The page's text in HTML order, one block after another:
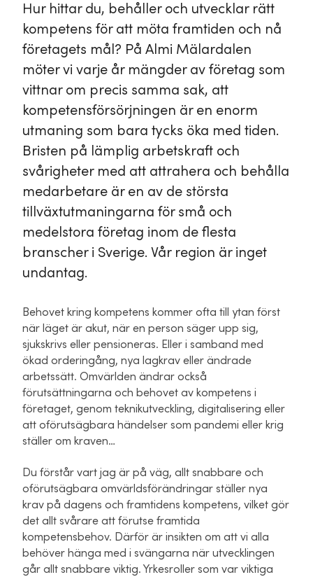
Hur hittar du, behåller och utvecklar rätt
kompetens för att möta framtiden och nå
företagets mål? På Almi Mälardalen
möter vi varje år mängder av företag som
vittnar om precis samma sak, att
kompetensförsörjningen är en enorm
utmaning som bara tycks öka med tiden.
Bristen på lämplig arbetskraft och
svårigheter med att attrahera och behålla
medarbetare är en av de största
tillväxtutmaningarna för små och
medelstora företag inom de flesta
branscher i Sverige. Vår region är inget
undantag.
Behovet kring kompetens kommer ofta till ytan först
när läget är akut, när en person säger upp sig,
sjukskrivs eller pensioneras. Eller i samband med
ökad orderingång, nya lagkrav eller ändrade
arbetssätt. Omvärlden ändrar också
förutsättningarna och behovet av kompetens i
företaget, genom teknikutveckling, digitalisering eller
att oförutsägbara händelser som pandemi eller krig
ställer om kraven…
Du förstår vart jag är på väg, allt snabbare och
oförutsägbara omvärldsförändringar ställer nya
krav på dagens och framtidens kompetens, vilket gör
det allt svårare att förutse framtida
kompetensbehov. Därför är insikten om att vi alla
behöver hänga med i svängarna när utvecklingen
går allt snabbare viktig. Yrkesroller som var viktiga